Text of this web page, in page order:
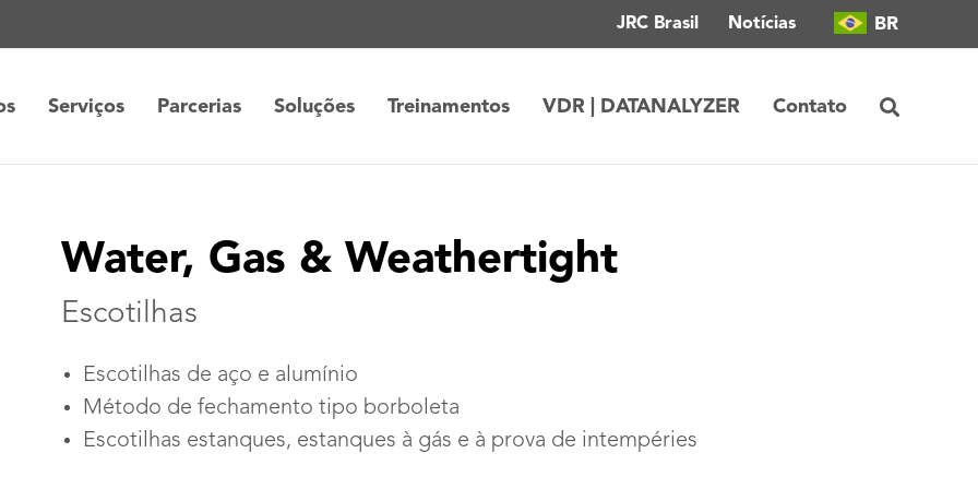
JRC Brasil Notícias BR
Serviços Parcerias Soluções Treinamentos VDR | DATANALYZER Contato
Water, Gas & Weathertight
Escotilhas
Escotilhas de aço e alumínio
Método de fechamento tipo borboleta
Escotilhas estanques, estanques à gás e à prova de intempéries